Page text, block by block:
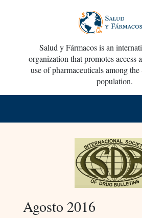
Salud y Fármacos is an
organization that promotes access
use of pharmaceuticals among
population.
Agosto 2016